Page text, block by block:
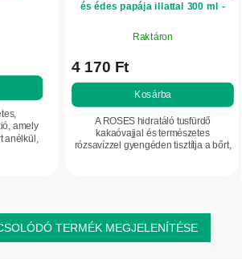
amely
anélkül,
és édes papája illattal 300 ml -
Raktáron
4 170 Ft
Kosárba
A ROSES hidratáló tusfürdő
kakaóvajjal és természetes
rózsavízzel gyengéden tisztítja a bőrt,
TERMÉK MEGJELENÍTÉSE